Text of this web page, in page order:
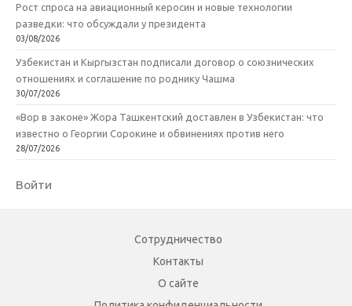
Рост спроса на авиационный керосин и новые технологии
разведки: что обсуждали у президента
03/08/2026
Узбекистан и Кыргызстан подписали договор о союзнических
отношениях и соглашение по роднику Чашма
30/07/2026
«Вор в законе» Жора Ташкентский доставлен в Узбекистан: что
известно о Георгии Сорокине и обвинениях против него
28/07/2026
Войти
Сотрудничество
Контакты
О сайте